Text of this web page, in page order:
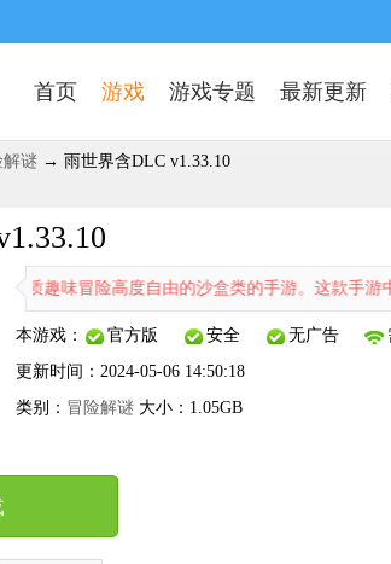
首页 游戏 游戏专题 最新更新
解谜 → 雨世界含DLC v1.33.10
冒险高度自由的沙盒类的手游。这款手游中玩家
本游戏： 官方版 安全 无广告
更新时间： 2024-05-06 14:50:18
类别： 冒险解谜 大小： 1.05GB